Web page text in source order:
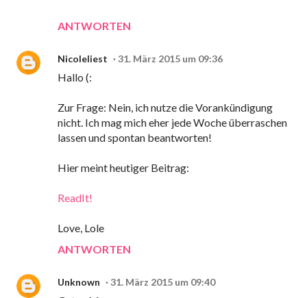
ANTWORTEN
Nicoleliest 31. März 2015 um 09:36
Hallo (:
Zur Frage: Nein, ich nutze die Vorankündigung
nicht. Ich mag mich eher jede Woche überraschen
lassen und spontan beantworten!
Hier meint heutiger Beitrag:
ReadIt!
Love, Lole
ANTWORTEN
Unknown 31. März 2015 um 09:40